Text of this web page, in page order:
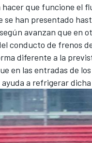
que funcione el
se han presentado
avanzan que en
conducto de frenos
diferente a la
en las entradas de
ayuda a refrigerar